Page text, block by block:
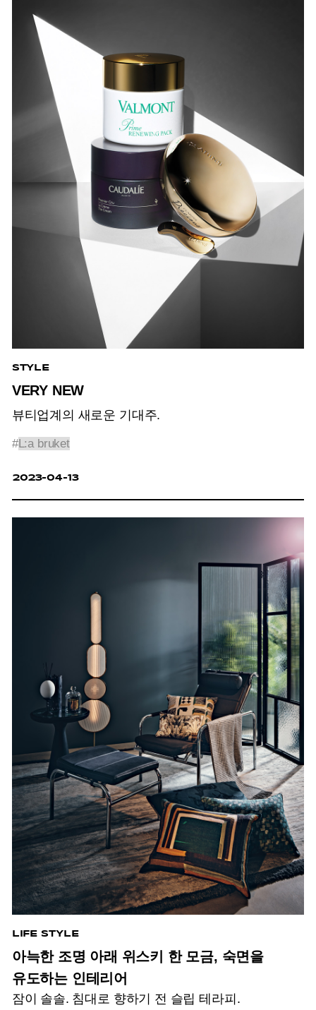
STYLE
VERY NEW
뷰티업계의 새로운 기대주.
#L:a bruket
2023-04-13
LIFE STYLE
아늑한 조명 아래 위스키 한 모금, 숙면을
유도하는 인테리어
잠이 솔솔. 침대로 향하기 전 슬립 테라피.